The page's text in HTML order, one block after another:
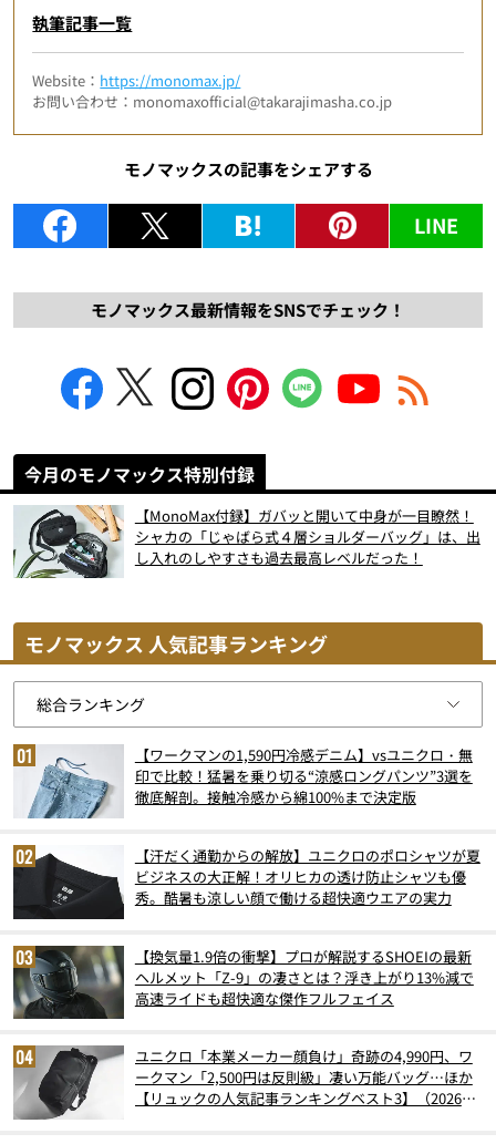
執筆記事一覧
Website： https://monomax.jp/
お問い合わせ：monomaxofficial@takarajimasha.co.jp
モノマックスの記事をシェアする
LINE
モノマックス最新情報をSNSでチェック！
今月のモノマックス特別付録
【MonoMax付録】ガバッと開いて中身が一目瞭然！
シャカの「じゃばら式４層ショルダーバッグ」は、出
し入れのしやすさも過去最高レベルだった！
モノマックス 人気記事ランキング
【ワークマンの1,590円冷感デニム】vsユニクロ・無
印で比較！猛暑を乗り切る“涼感ロングパンツ”3選を
徹底解剖。接触冷感から綿100%まで決定版
【汗だく通勤からの解放】ユニクロのポロシャツが夏
ビジネスの大正解！オリヒカの透け防止シャツも優
秀。酷暑も涼しい顔で働ける超快適ウエアの実力
【換気量1.9倍の衝撃】プロが解説するSHOEIの最新
ヘルメット「Z-9」の凄さとは？浮き上がり13%減で
高速ライドも超快適な傑作フルフェイス
ユニクロ「本業メーカー顔負け」奇跡の4,990円、ワ
ークマン「2,500円は反則級」凄い万能バッグ…ほか
【リュックの人気記事ランキングベスト3】（2026年